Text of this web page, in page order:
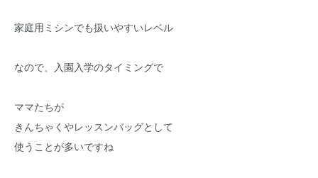
家庭用ミシンでも扱いやすいレベル
なので、入園入学のタイミングで
ママたちが
きんちゃくやレッスンバッグとして
使うことが多いですね